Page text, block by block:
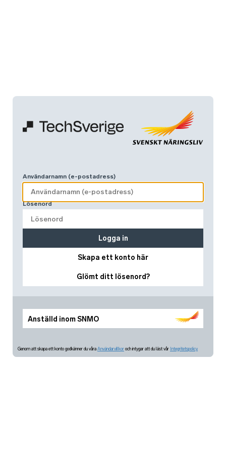
Anställd inom SNMO
Användarnamn (e-postadress)
Lösenord
Skapa ett konto här
Glömt ditt lösenord?
Logga in
Genom att skapa ett konto godkänner du våra Användarvillkor och intygar att du läst vår Integritetspolicy.